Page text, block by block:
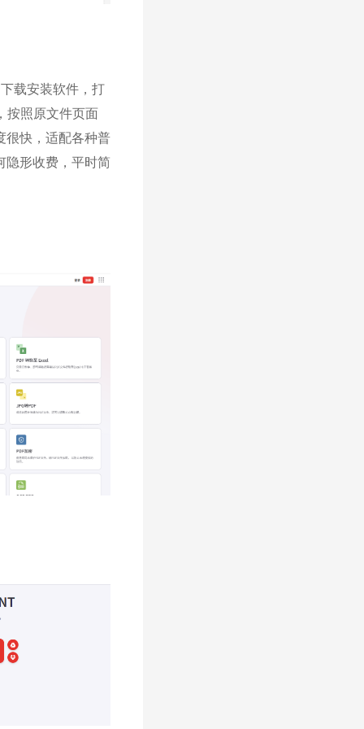
载安装软件，打
按照原文件页面
很快，适配各种普
隐形收费，平时简